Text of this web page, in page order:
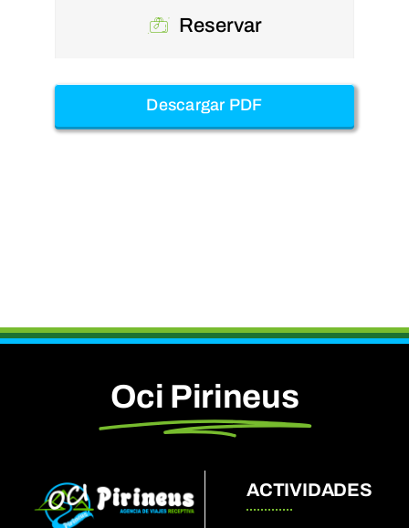
Reservar
Descargar PDF
Oci Pirineus
ACTIVIDADES